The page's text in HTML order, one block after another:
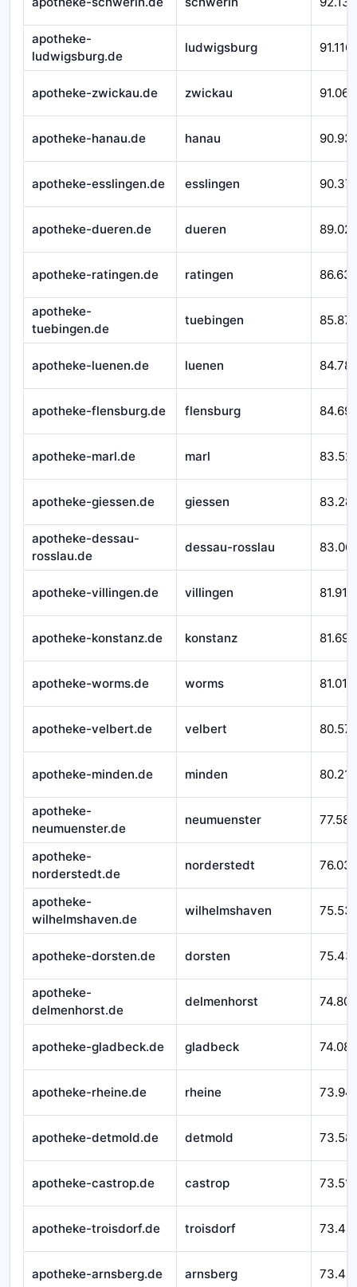
apotheke-
ludwigsburg.de
ludwigsburg 91.116
apotheke-zwickau.de zwickau 91.066
apotheke-hanau.de hanau
apotheke-esslingen.de esslingen
apotheke-dueren.de dueren
apotheke-ratingen.de ratingen
apotheke-
tuebingen.de
tuebingen 85.871
apotheke-luenen.de luenen
apotheke-flensburg.de flensburg
apotheke-marl.de marl
apotheke-giessen.de giessen
apotheke-dessau-
rosslau.de
dessau-rosslau 83.061
apotheke-villingen.de villingen 81.916
apotheke-konstanz.de konstanz 81.692
apotheke-worms.de worms 81.010
apotheke-velbert.de velbert
apotheke-minden.de minden 80.212
apotheke-
neumuenster.de
neumuenster 77.588
apotheke-
norderstedt.de
norderstedt
apotheke-
wilhelmshaven.de
wilhelmshaven
apotheke-dorsten.de dorsten
apotheke-
delmenhorst.de
delmenhorst
apotheke-gladbeck.de gladbeck 74.086
apotheke-rheine.de rheine
apotheke-detmold.de detmold
apotheke-castrop.de castrop 73.518
apotheke-troisdorf.de troisdorf
apotheke-arnsberg.de arnsberg